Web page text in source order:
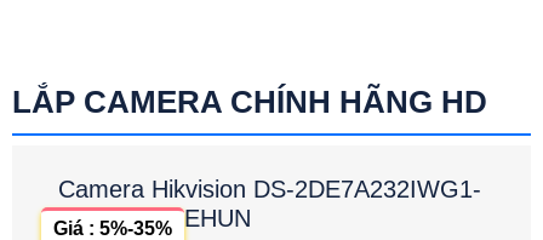
LẮP CAMERA CHÍNH HÃNG HD
Camera Hikvision DS-2DE7A232IWG1-
EHUN
Giá : 5%-35%